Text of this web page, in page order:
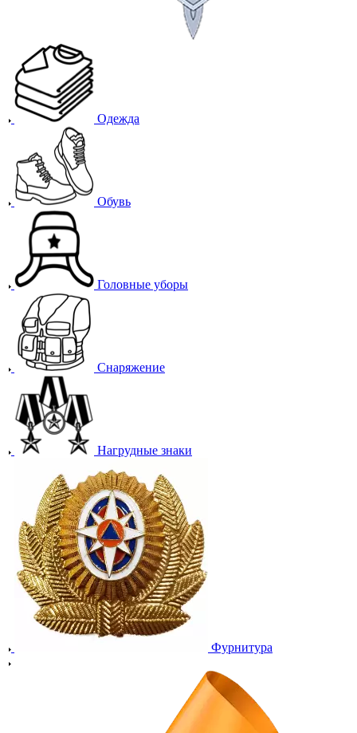
Одежда
Обувь
Головные уборы
Снаряжение
Нагрудные знаки
Фурнитура